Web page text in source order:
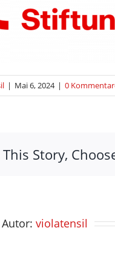
| Mai 6, 2024 | 0
This Story,
violatensil